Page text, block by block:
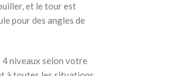
et le tour est
pour des angles de
4 niveaux selon votre